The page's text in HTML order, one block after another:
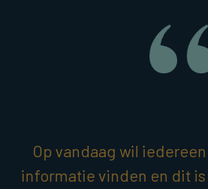
Op vandaag wil
informatie vinden en dit is